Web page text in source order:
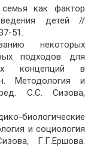
семья как фактор
детей //
51.
некоторых
подходов для
концепций в
Методология и
С.С. Сизова,
биологические
и социология
Г.Г.Ершова.